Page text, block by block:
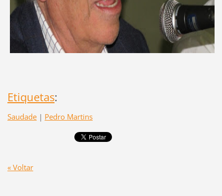
Etiquetas:
Saudade | Pedro Martins
« Voltar